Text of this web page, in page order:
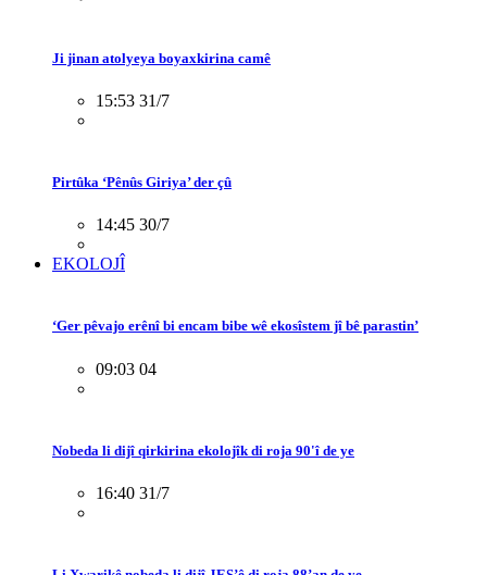
Ji jinan atolyeya boyaxkirina camê
15:53 31/7
Pirtûka ‘Pênûs Giriya’ der çû
14:45 30/7
EKOLOJÎ
‘Ger pêvajo erênî bi encam bibe wê ekosîstem jî bê parastin’
09:03 04
Nobeda li dijî qirkirina ekolojîk di roja 90'î de ye
16:40 31/7